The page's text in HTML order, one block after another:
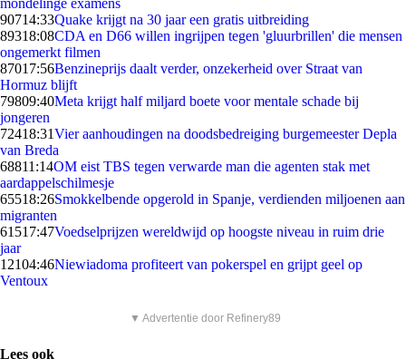
mondelinge examens
90714:33Quake krijgt na 30 jaar een gratis uitbreiding
89318:08CDA en D66 willen ingrijpen tegen 'gluurbrillen' die mensen
ongemerkt filmen
87017:56Benzineprijs daalt verder, onzekerheid over Straat van
Hormuz blijft
79809:40Meta krijgt half miljard boete voor mentale schade bij
jongeren
72418:31Vier aanhoudingen na doodsbedreiging burgemeester Depla
van Breda
68811:14OM eist TBS tegen verwarde man die agenten stak met
aardappelschilmesje
65518:26Smokkelbende opgerold in Spanje, verdienden miljoenen aan
migranten
61517:47Voedselprijzen wereldwijd op hoogste niveau in ruim drie
jaar
12104:46Niewiadoma profiteert van pokerspel en grijpt geel op
Ventoux
▼ Advertentie door Refinery89
Lees ook